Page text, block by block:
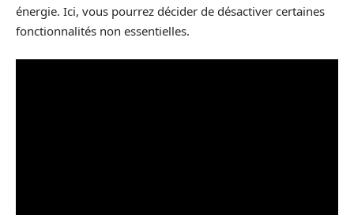
énergie. Ici, vous pourrez décider de désactiver certaines
fonctionnalités non essentielles.